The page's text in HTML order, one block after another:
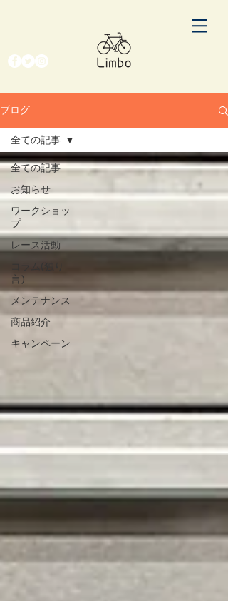
ブログ
全ての記事
お知らせ
ワークショッ
プ
レース活動
言)
メンテナンス
商品紹介
キャンペーン
全ての記事